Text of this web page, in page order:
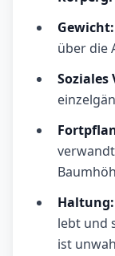
Gewicht:
über die
Soziales
Haltung:
lebt und
ist